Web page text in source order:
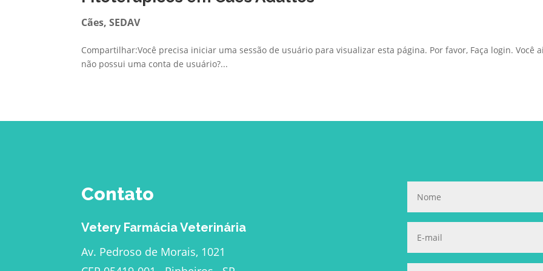
Cães,SEDAV
Compartilhar:Você precisa iniciar uma sessão de usuário para visualizar esta página. Por favor, Faça login. Você
não possui uma conta de usuário?...
Contato
Vetery Farmácia Veterinária
Av. Pedroso de Morais, 1021